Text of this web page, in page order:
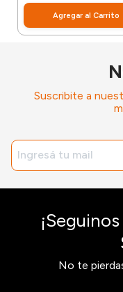
Agregar al Carrito
Suscribite a
No te